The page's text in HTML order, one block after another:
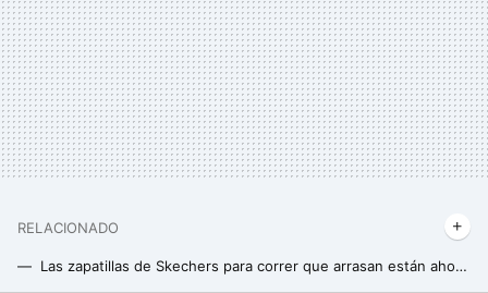
RELACIONADO
Las zapatillas de Skechers para correr que arrasan están ahora casi 30 euros más baratas